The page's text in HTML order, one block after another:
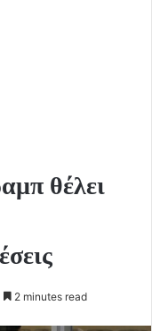
θέλει
2 minutes read